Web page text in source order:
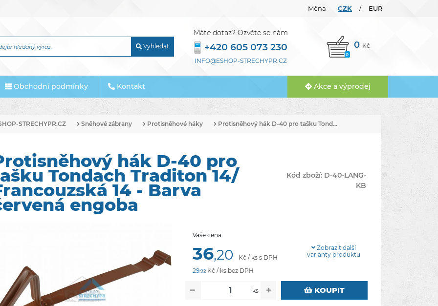
CZK / EUR
Měna
Vyhledat
Máte dotaz? Ozvěte se nám
+420 605 073 230
INFO@ESHOP-STRECHYPR.CZ
0
0 Kč
Obchodní podmínky Kontakt Akce a výprodej
STRECHYPR.CZ Sněhové zábrany Protisněhové háky Protisněhový hák D-40 pro tašku Tond...
hák D-40 pro
Tondach Traditon 14/
14 - Barva
engoba
Kód zboží: D-40-LANG-
KB
Vaše cena
36,20
Kč / ks s DPH
29,92 Kč / ks bez DPH
Zobrazit další
varianty produktu
ks KOUPIT